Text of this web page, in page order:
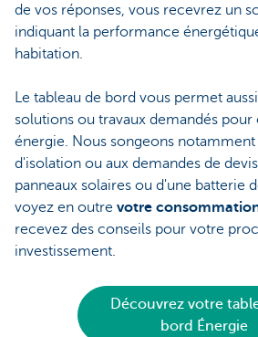
de vos réponses, vous recevrez un
indiquant la performance
habitation.
Le tableau de bord vous permet
solutions ou travaux demandés
énergie. Nous songeons notamment
d'isolation ou aux demandes de
panneaux solaires ou d'une batterie
voyez en outre votre
recevez des conseils pour votre
investissement.
Découvrez votre
bord Énergie